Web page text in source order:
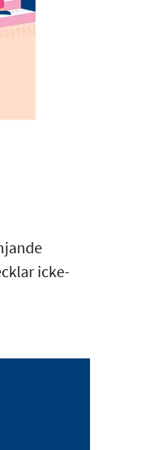
icke-